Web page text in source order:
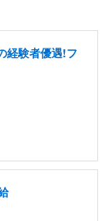
経験者優遇!フ